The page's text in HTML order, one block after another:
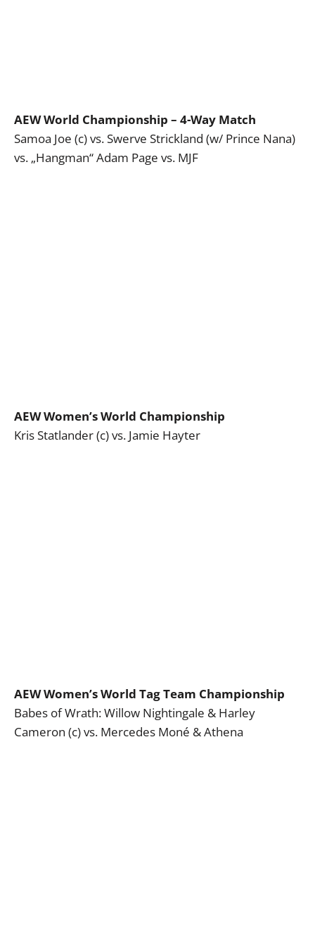
AEW World Championship – 4-Way Match
Samoa Joe (c) vs. Swerve Strickland (w/ Prince Nana)
vs. „Hangman“ Adam Page vs. MJF
AEW Women’s World Championship
Kris Statlander (c) vs. Jamie Hayter
AEW Women’s World Tag Team Championship
Babes of Wrath: Willow Nightingale & Harley
Cameron (c) vs. Mercedes Moné & Athena